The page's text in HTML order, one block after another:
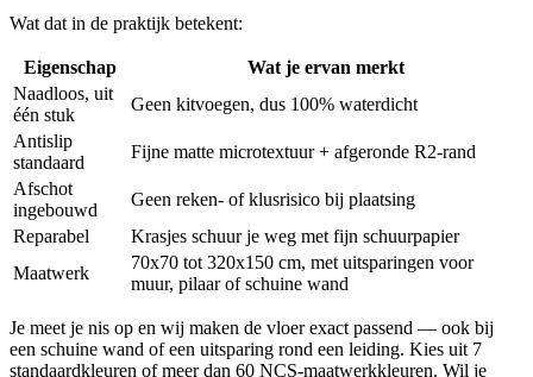
Wat dat in de praktijk betekent:
Eigenschap
Wat je ervan merkt
Naadloos, uit
één stuk
Geen kitvoegen, dus 100% waterdicht
Antislip
standaard
Fijne matte microtextuur + afgeronde R2-rand
Afschot
ingebouwd
Geen reken- of klusrisico bij plaatsing
Reparabel
Krasjes schuur je weg met fijn schuurpapier
Maatwerk
70x70 tot 320x150 cm, met uitsparingen voor
muur, pilaar of schuine wand
Je meet je nis op en wij maken de vloer exact passend — ook bij
een schuine wand of een uitsparing rond een leiding. Kies uit 7
standaardkleuren of meer dan 60 NCS-maatwerkkleuren. Wil je